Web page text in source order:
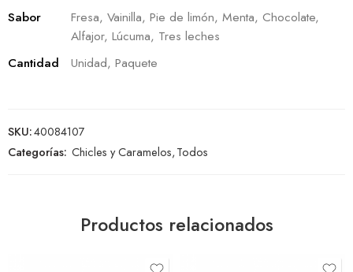
Sabor
Fresa, Vainilla, Pie de limón, Menta, Chocolate,
Alfajor, Lúcuma, Tres leches
Cantidad
Unidad, Paquete
SKU:40084107
Categorías: Chicles y Caramelos,Todos
Productos relacionados